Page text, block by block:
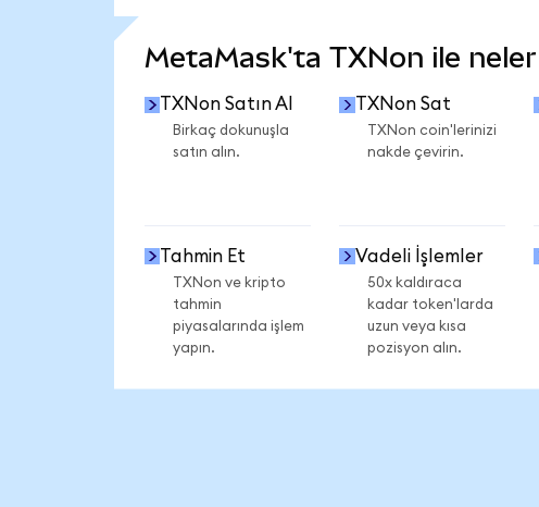
MetaMask'ta TXNon ile neler
TXNon Satın Al
Birkaç dokunuşla
satın alın.
TXNon Sat
TXNon coin'lerinizi
nakde çevirin.
Tahmin Et
TXNon ve kripto
tahmin
piyasalarında işlem
yapın.
Vadeli İşlemler
50x kaldıraca
kadar token'larda
uzun veya kısa
pozisyon alın.